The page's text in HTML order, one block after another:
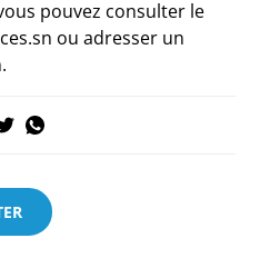
pouvez consulter le
ou adresser un